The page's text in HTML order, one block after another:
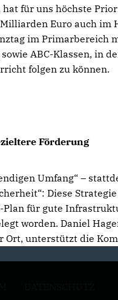
für uns höchste
Euro auch
im Primarbereich
ABC-Klassen, in
folgen zu können.
Förderung
Umfang“ –
Diese
Plan für gute
worden. Daniel
Ort, unterstützt die